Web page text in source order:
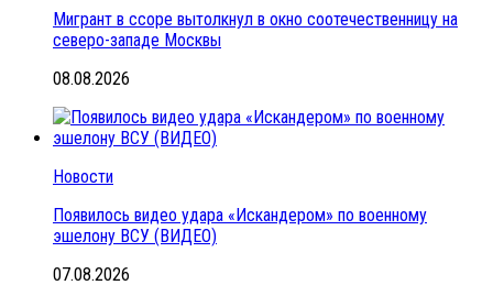
Мигрант в ссоре вытолкнул в окно соотечественницу на
северо-западе Москвы
08.08.2026
Новости
Появилось видео удара «Искандером» по военному
эшелону ВСУ (ВИДЕО)
07.08.2026